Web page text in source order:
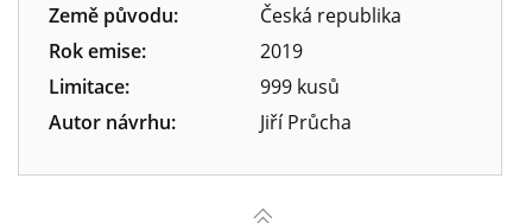
Země původu:
Česká republika
Rok emise:
2019
Limitace:
999 kusů
Autor návrhu:
Jiří Průcha